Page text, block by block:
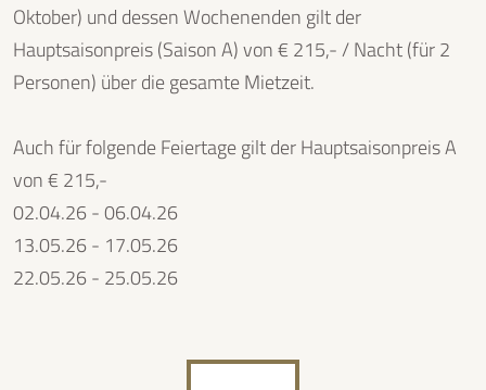
Oktober) und dessen Wochenenden gilt der
Hauptsaisonpreis (Saison A) von € 215,- / Nacht (für 2
Personen) über die gesamte Mietzeit.
Auch für folgende Feiertage gilt der Hauptsaisonpreis A
von € 215,-
02.04.26 - 06.04.26
13.05.26 - 17.05.26
22.05.26 - 25.05.26